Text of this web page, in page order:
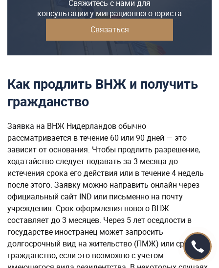
Свяжитесь с нами для
консультации у миграционного юриста
Связаться
Как продлить ВНЖ и получить
гражданство
Заявка на ВНЖ Нидерландов обычно
рассматривается в течение 60 или 90 дней — это
зависит от основания. Чтобы продлить разрешение,
ходатайство следует подавать за 3 месяца до
истечения срока его действия или в течение 4 недель
после этого. Заявку можно направить онлайн через
официальный сайт IND или письменно на почту
учреждения. Срок оформления нового ВНЖ
составляет до 3 месяцев. Через 5 лет оседлости в
государстве иностранец может запросить
долгосрочный вид на жительство (ПМЖ) или сразу
гражданство, если это возможно с учетом